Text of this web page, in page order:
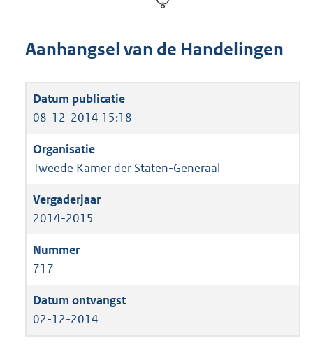
Aanhangsel van de Handelingen
08-12-2014 15:18
Tweede Kamer der Staten-Generaal
2014-2015
717
02-12-2014